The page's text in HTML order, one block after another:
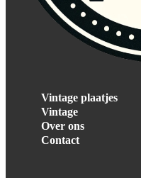
Vintage plaatjes
Vintage
Over ons
Contact